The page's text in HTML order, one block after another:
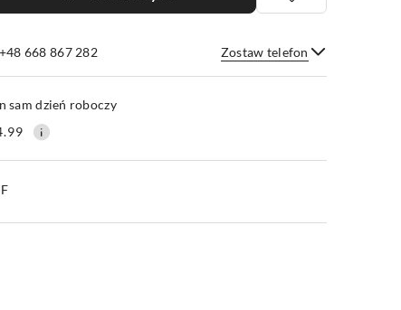
668 867 282 Zostaw telefon
Wyślij
sam dzień roboczy